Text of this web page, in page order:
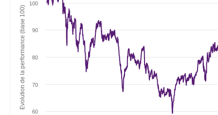
Evolution de la performance (base 100)
60
70
80
90
100